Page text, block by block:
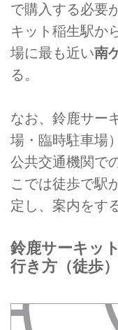
で購入する必要
キット稲生駅か
場に最も近い南
る。
なお、鈴鹿サー
場・臨時駐車場
公共交通機関で
こでは徒歩で駅
定し、案内をす
鈴鹿サーキッ
行き方（徒歩）